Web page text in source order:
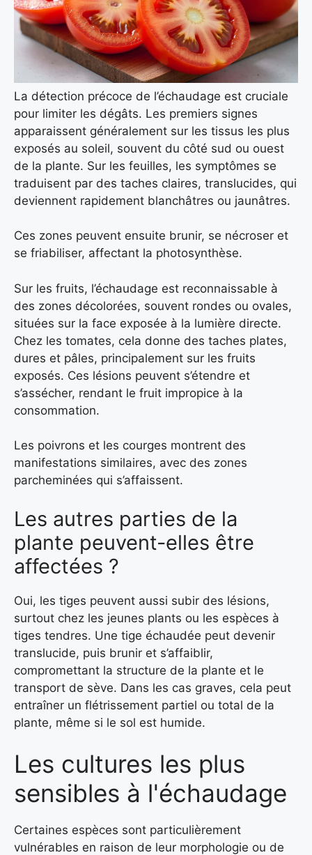
La détection précoce de l’échaudage est cruciale
pour limiter les dégâts. Les premiers signes
apparaissent généralement sur les tissus les plus
exposés au soleil, souvent du côté sud ou ouest
de la plante. Sur les feuilles, les symptômes se
traduisent par des taches claires, translucides, qui
deviennent rapidement blanchâtres ou jaunâtres.
Ces zones peuvent ensuite brunir, se nécroser et
se friabiliser, affectant la photosynthèse.
Sur les fruits, l’échaudage est reconnaissable à
des zones décolorées, souvent rondes ou ovales,
situées sur la face exposée à la lumière directe.
Chez les tomates, cela donne des taches plates,
dures et pâles, principalement sur les fruits
exposés. Ces lésions peuvent s’étendre et
s’assécher, rendant le fruit impropice à la
consommation.
Les poivrons et les courges montrent des
manifestations similaires, avec des zones
parcheminées qui s’affaissent.
Les autres parties de la
plante peuvent-elles être
affectées ?
Oui, les tiges peuvent aussi subir des lésions,
surtout chez les jeunes plants ou les espèces à
tiges tendres. Une tige échaudée peut devenir
translucide, puis brunir et s’affaiblir,
compromettant la structure de la plante et le
transport de sève. Dans les cas graves, cela peut
entraîner un flétrissement partiel ou total de la
plante, même si le sol est humide.
Les cultures les plus
sensibles à l'échaudage
Certaines espèces sont particulièrement
vulnérables en raison de leur morphologie ou de